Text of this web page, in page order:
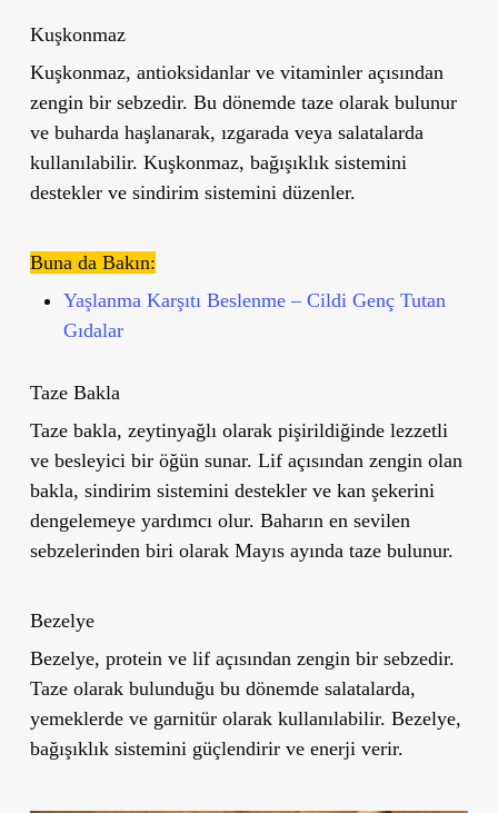
Kuşkonmaz
Kuşkonmaz, antioksidanlar ve vitaminler açısından
zengin bir sebzedir. Bu dönemde taze olarak bulunur
ve buharda haşlanarak, ızgarada veya salatalarda
kullanılabilir. Kuşkonmaz, bağışıklık sistemini
destekler ve sindirim sistemini düzenler.
Buna da Bakın:
Yaşlanma Karşıtı Beslenme – Cildi Genç Tutan
Gıdalar
Taze Bakla
Taze bakla, zeytinyağlı olarak pişirildiğinde lezzetli
ve besleyici bir öğün sunar. Lif açısından zengin olan
bakla, sindirim sistemini destekler ve kan şekerini
dengelemeye yardımcı olur. Baharın en sevilen
sebzelerinden biri olarak Mayıs ayında taze bulunur.
Bezelye
Bezelye, protein ve lif açısından zengin bir sebzedir.
Taze olarak bulunduğu bu dönemde salatalarda,
yemeklerde ve garnitür olarak kullanılabilir. Bezelye,
bağışıklık sistemini güçlendirir ve enerji verir.